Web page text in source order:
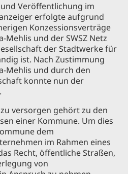
Veröffentlichung im
erfolgte aufgrund
Konzessionsverträge
Mehlis und der SWSZ Netz
der Stadtwerke für
ist. Nach Zustimmung
Mehlis und durch den
konnte nun der
versorgen gehört zu den
einer Kommune. Um dies
dem
im Rahmen eines
Recht, öffentliche Straßen,
von